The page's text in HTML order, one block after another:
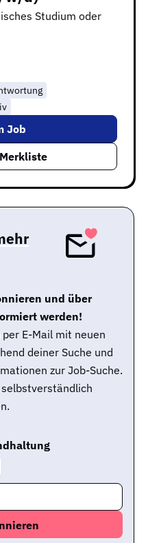
Studium oder
Job
und über
werden!
E-Mail mit neuen
deiner Suche und
zur Job-Suche.